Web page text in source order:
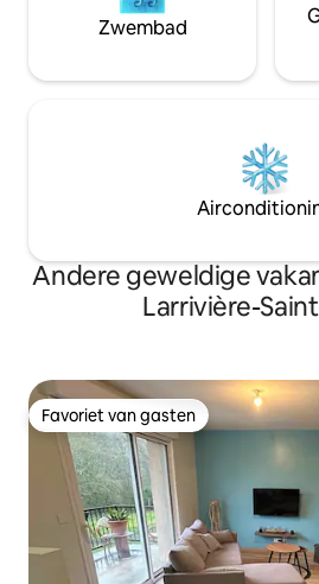
Zwembad
Andere geweldige
Larrivière-
Favoriet van gasten
Favoriet van gasten